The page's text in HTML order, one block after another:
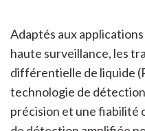
Adaptés aux
haute surveillance, les
différentielle de liquide
technologie de
précision et une fiabilité